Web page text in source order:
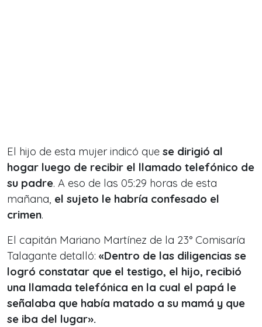
El hijo de esta mujer indicó que se dirigió al
hogar luego de recibir el llamado telefónico de
su padre. A eso de las 05:29 horas de esta
mañana, el sujeto le habría confesado el
crimen.
El capitán Mariano Martínez de la 23° Comisaría
Talagante detalló: «Dentro de las diligencias se
logró constatar que el testigo, el hijo, recibió
una llamada telefónica en la cual el papá le
señalaba que había matado a su mamá y que
se iba del lugar».